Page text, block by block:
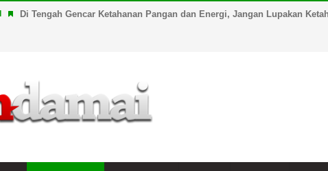
Di Tengah Gencar Ketahanan Pangan dan Energi, Jangan Lupakan